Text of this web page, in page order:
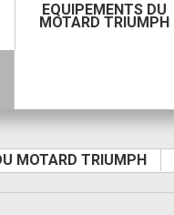
EQUIPEMENTS DU
MOTARD TRIUMPH
MOTARD TRIUMPH